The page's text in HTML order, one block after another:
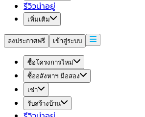
รีวิวน่าอยู่
เพิ่มเติม
ลงประกาศฟรี เข้าสู่ระบบ
ซื้อโครงการใหม่
ซื้ออสังหาฯ มือสอง
เช่า
รับสร้างบ้าน